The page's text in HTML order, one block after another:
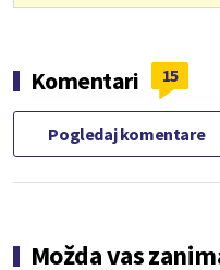
Komentari 15
Pogledaj komentare
Možda vas